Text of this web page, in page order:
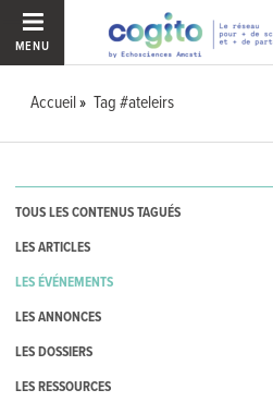
MENU
Accueil Tag #ateleirs
TOUS LES CONTENUS TAGUÉS
LES ARTICLES
LES ÉVÉNEMENTS
LES ANNONCES
LES DOSSIERS
LES RESSOURCES